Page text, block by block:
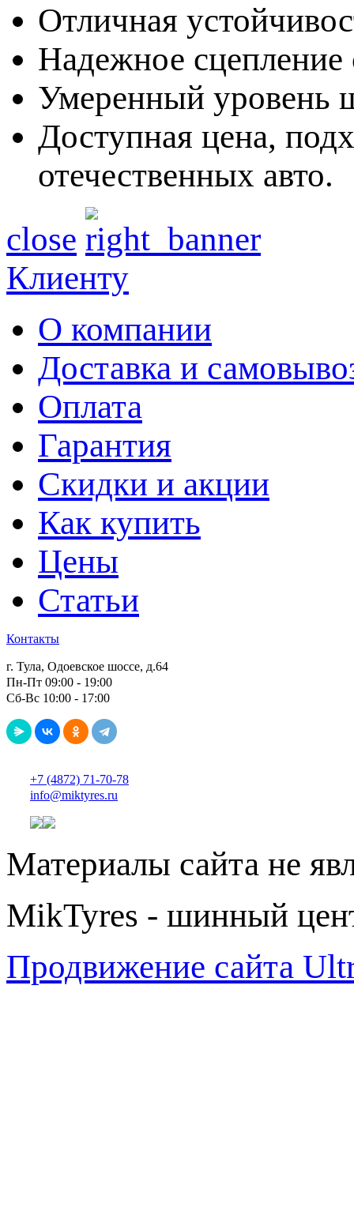
Отличная
Надежное
Умеренный уровень
Доступная цена,
отечественных авто.
close
Клиенту
О компании
Доставка и
Оплата
Гарантия
Скидки и акции
Как купить
Цены
Статьи
Контакты
г. Тула, Одоевское шоссе, д.64
Пн-Пт 09:00 - 19:00
Сб-Вс 10:00 - 17:00
+7 (4872) 71-70-78
info@miktyres.ru
Материалы сайта не
MikTyres - шинный
Продвижение сайта